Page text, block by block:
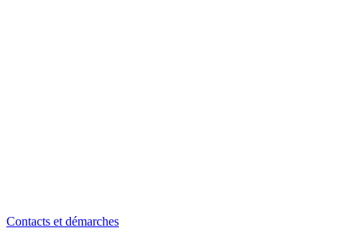
Contacts et démarches